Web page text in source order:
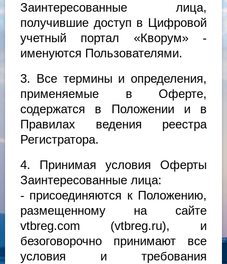
Заинтересованные лица,
получившие доступ в Цифровой
учетный портал «Кворум» -
именуются Пользователями.
3. Все термины и определения,
применяемые в Оферте,
содержатся в Положении и в
Правилах ведения реестра
Регистратора.
4. Принимая условия Оферты
Заинтересованные лица:
- присоединяются к Положению,
размещенному на сайте
vtbreg.com (vtbreg.ru), и
безоговорочно принимают все
условия и требования